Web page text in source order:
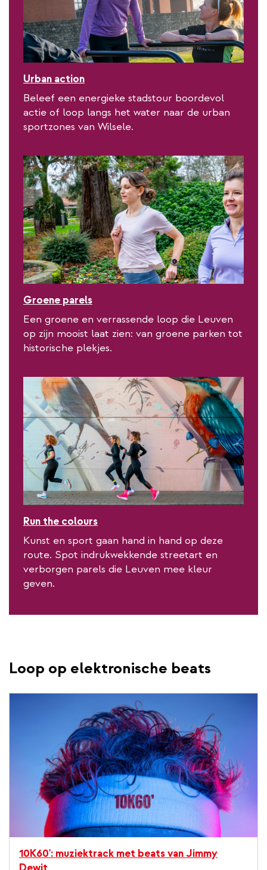
Urban action
Beleef een energieke stadstour boordevol
actie of loop langs het water naar de urban
sportzones van Wilsele.
Groene parels
Een groene en verrassende loop die Leuven
op zijn mooist laat zien: van groene parken tot
historische plekjes.
Run the colours
Kunst en sport gaan hand in hand op deze
route. Spot indrukwekkende streetart en
verborgen parels die Leuven mee kleur
geven.
Loop op elektronische beats
10K60': muziektrack met beats van Jimmy